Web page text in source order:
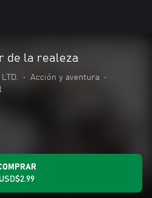
de la realeza
• Acción y aventura
•
USD$2.99